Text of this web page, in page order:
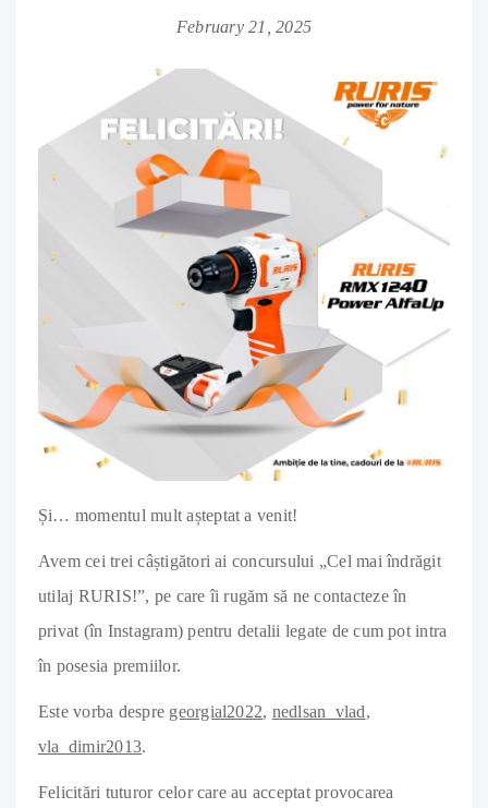
February 21, 2025
Și… momentul mult așteptat a venit!
Avem cei trei câștigători ai concursului „Cel mai îndrăgit
utilaj RURIS!”, pe care îi rugăm să ne contacteze în
privat (în Instagram) pentru detalii legate de cum pot intra
în posesia premiilor.
Este vorba despre georgial2022, nedlsan_vlad,
vla_dimir2013.
Felicitări tuturor celor care au acceptat provocarea